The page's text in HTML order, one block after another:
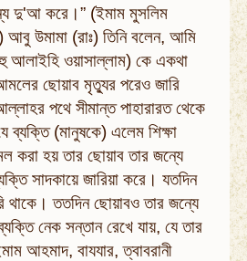
দু'আ করে।” (ইমাম মুসলিম
আবু উমামা (রাঃ) তিনি বলেন, আমি
আলাইহি ওয়াসাল্লাম) কে একথা
ছোয়াব মৃত্যুর পরেও জারি
পথে সীমান্ত পাহারারত থেকে
(মানুষকে) এলেম শিক্ষা
করা হয় তার ছোয়াব তার জন্যে
সাদকায়ে জারিয়া করে। যতদিন
থাকে। ততদিন ছোয়াবও তার জন্যে
নেক সন্তান রেখে যায়, যে তার
আহমাদ, বাযযার, ত্বাবরানী